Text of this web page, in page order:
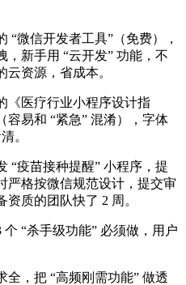
“微信开发者工具”（免费），
，新手用 “云开发” 功能，不
云资源，省成本。
《医疗行业小程序设计指
容易和 “紧急” 混淆），字体
。
“疫苗接种提醒” 小程序，提
严格按微信规范设计，提交审
质的团队快了 2 周。
“杀手级功能” 必须做，用户
全，把 “高频刚需功能” 做透